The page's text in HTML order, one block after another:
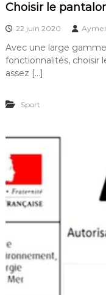
Choisir le
22 juin 2020
Avec une large
fonctionnalités, choisir
assez […]
Sport